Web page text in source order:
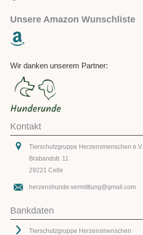
Unsere Amazon Wunschliste
Wir danken unserem Partner:
Kontakt
Tierschutzgruppe Herzensmenschen e.V.
Brabandstr. 11
29221 Celle
herzenshunde.vermittlung@gmail.com
Bankdaten
Tierschutzgruppe Herzensmenschen